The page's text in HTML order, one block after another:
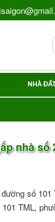
NHÀ
nhà số
số
TML,